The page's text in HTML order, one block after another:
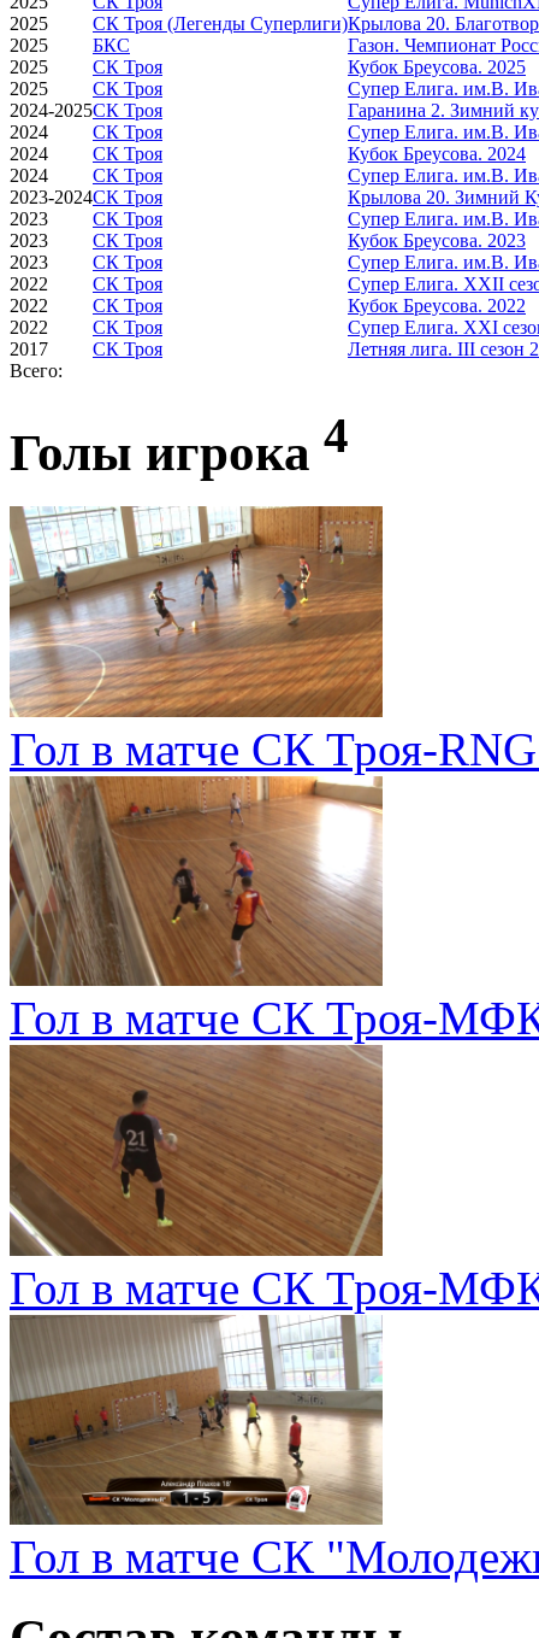
2025
СК Троя (Легенды Суперлиги)Крылова 20.
2025
БКС
Газон. Чемпионат
2025
СК Троя
Кубок Бреусова. 2025
2025
СК Троя
Супер Елига. им.В.
2024-2025СК Троя
Гаранина 2. Зимний
2024
СК Троя
Супер Елига. им.В.
2024
СК Троя
Кубок Бреусова. 2024
2024
СК Троя
Супер Елига. им.В.
2023-2024СК Троя
Крылова 20. Зимний
2023
СК Троя
Супер Елига. им.В.
2023
СК Троя
Кубок Бреусова. 2023
2023
СК Троя
Супер Елига. им.В.
2022
СК Троя
Супер Елига. XXII
2022
СК Троя
Кубок Бреусова. 2022
2022
СК Троя
Супер Елига. XXI
2017
СК Троя
Летняя лига. III сезон
Всего:
Голы игрока 4
Гол в матче СК Троя-
Гол в матче СК Троя-
Гол в матче СК Троя-
Гол в матче СК